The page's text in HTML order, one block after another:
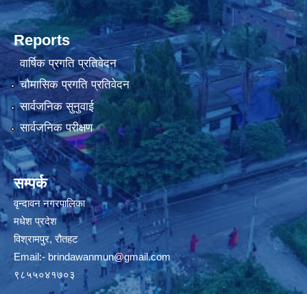
Reports
वार्षिक प्रगति प्रतिवेदन
चौमासिक प्रगति प्रतिवेदन
सार्वजनिक सुनुवाई
सार्वजनिक परीक्षण
सम्पर्क
वृन्दावन नगरपालिका
मधेश प्रदेश
विश्रामपुर, रौतहट
Email:- brindawanmun@gmail.com
९८५५०४१७०३